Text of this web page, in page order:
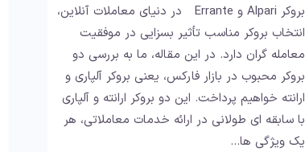
بروکر Alpari و Errante در دنیای معاملات آنلاین،
انتخاب بروکر مناسب تأثیر بسزایی در موفقیت
معامله گران دارد. در این مقاله، ما به بررسی دو
بروکر محبوب در بازار فارکس، یعنی بروکر آلپاری و
ارانته خواهیم پرداخت. این دو بروکر ارانته و آلپاری
با سابقه ای طولانی در ارائه خدمات معاملاتی، هر
یک ویژگی ها…